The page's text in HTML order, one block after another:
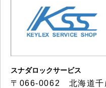
スナダロックサービス
〒066-0062 北海道千